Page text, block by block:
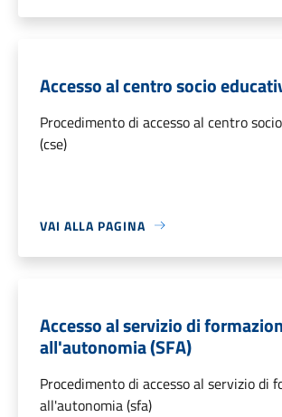
Accesso al centro socio
Procedimento di accesso al centro
(cse)
VAI ALLA PAGINA
Accesso al servizio di
all'autonomia (SFA)
Procedimento di accesso al servizio di
all'autonomia (sfa)